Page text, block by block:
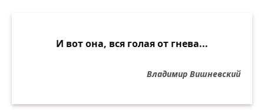
И вот она, вся голая от гнева...
Владимир Вишневский